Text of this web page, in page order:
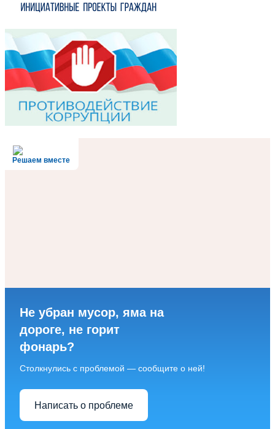
Решаем вместе
Не убран мусор, яма на
дороге, не горит
фонарь?
Столкнулись с проблемой — сообщите о ней!
Написать о проблеме